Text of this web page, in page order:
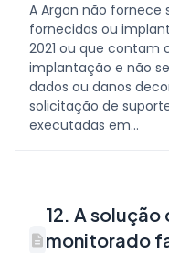
A Argon não fornece
fornecidas ou
2021 ou que contam
implantação e não
dados ou danos
solicitação de
executadas em...
12. A
monitorado